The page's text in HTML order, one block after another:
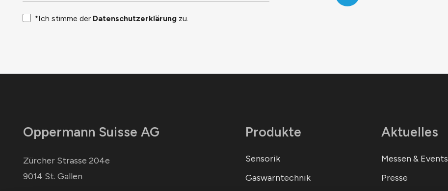
*Ich stimme der Datenschutzerklärung zu.
Oppermann Suisse AG
Zürcher Strasse 204e
9014 St. Gallen
Produkte
Sensorik
Gaswarntechnik
Aktuelles
Messen & Events
Presse